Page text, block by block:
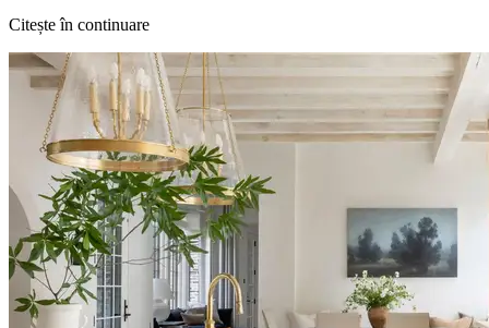
Citește în continuare